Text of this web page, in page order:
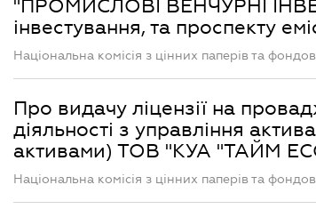
"ПРОМИСЛОВІ ВЕНЧУРНІ
інвестування, та проспекту
Національна комісія з цінних паперів та
Про видачу ліцензії на
діяльності з управління
активами) ТОВ "КУА "ТАЙМ
Національна комісія з цінних паперів та